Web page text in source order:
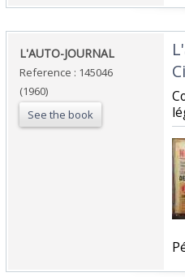
‎L'AUTO-JOURNAL ‎
Reference : 145046
(1960)
See the book